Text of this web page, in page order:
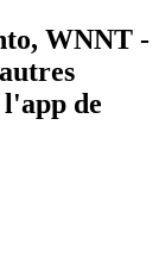
WNNT -
de